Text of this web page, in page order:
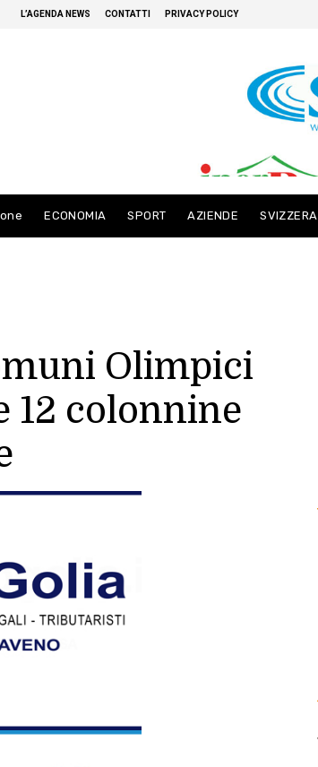
L’AGENDA NEWS CONTATTI PRIVACY POLICY
ECONOMIA SPORT AZIENDE SVIZZERA
Olimpici
12 colonnine